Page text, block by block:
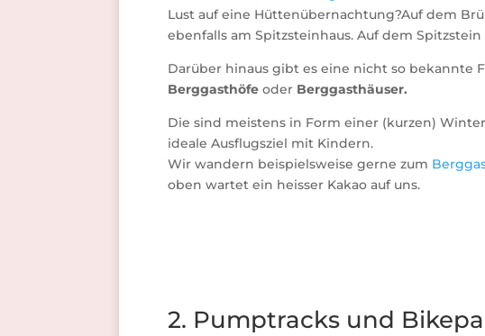
Lust auf eine Hüttenübernachtung?Auf dem
ebenfalls am Spitzsteinhaus. Auf dem
Darüber hinaus gibt es eine nicht so bekannte
Berggasthöfe oder Berggasthäuser.
Die sind meistens in Form einer (kurzen)
ideale Ausflugsziel mit Kindern.
Wir wandern beispielsweise gerne zum
oben wartet ein heisser Kakao auf uns.
2. Pumptracks und